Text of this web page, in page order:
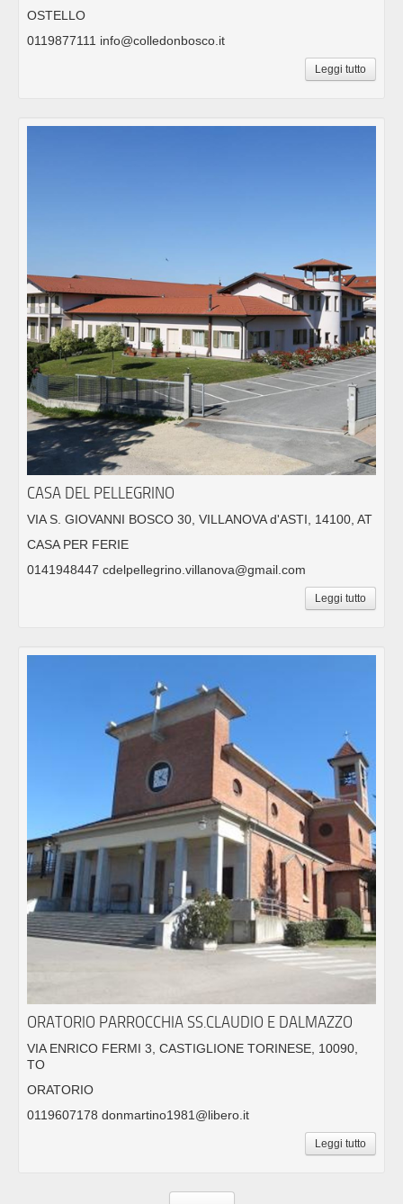
OSTELLO
0119877111 info@colledonbosco.it
Leggi tutto
CASA DEL PELLEGRINO
VIA S. GIOVANNI BOSCO 30, VILLANOVA d'ASTI, 14100, AT
CASA PER FERIE
0141948447 cdelpellegrino.villanova@gmail.com
Leggi tutto
ORATORIO PARROCCHIA SS.CLAUDIO E DALMAZZO
VIA ENRICO FERMI 3, CASTIGLIONE TORINESE, 10090,
TO
ORATORIO
0119607178 donmartino1981@libero.it
Leggi tutto